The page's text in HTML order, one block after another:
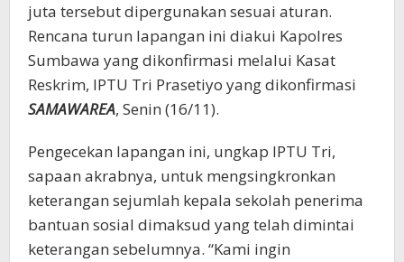
juta tersebut dipergunakan sesuai aturan.
Rencana turun lapangan ini diakui Kapolres
Sumbawa yang dikonfirmasi melalui Kasat
Reskrim, IPTU Tri Prasetiyo yang dikonfirmasi
SAMAWAREA, Senin (16/11).
Pengecekan lapangan ini, ungkap IPTU Tri,
sapaan akrabnya, untuk mengsingkronkan
keterangan sejumlah kepala sekolah penerima
bantuan sosial dimaksud yang telah dimintai
keterangan sebelumnya. “Kami ingin